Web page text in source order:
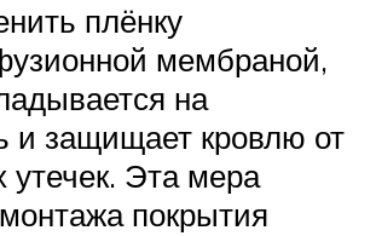
плёнку
мембраной,
на
и защищает кровлю от
Эта мера
покрытия